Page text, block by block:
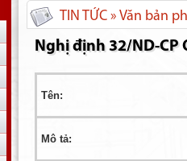
TIN TỨC » Văn bản
Nghị định 32/ND-CP
Tên:
Mô tả: